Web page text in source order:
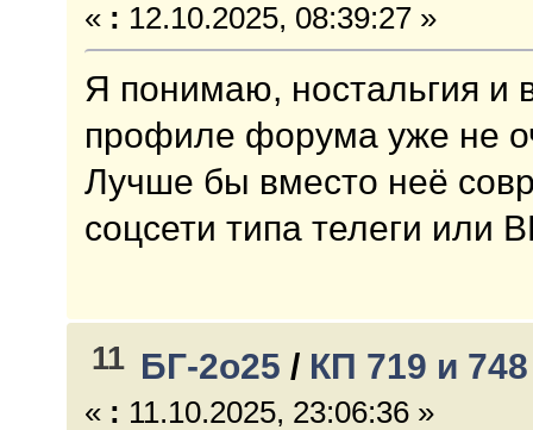
« : 12.10.2025, 08:39:27 »
Я понимаю, ностальгия и
профиле форума уже не
Лучше бы вместо неё
соцсети типа телеги или
11 БГ-2о25 / КП 719 и
« : 11.10.2025, 23:06:36 »